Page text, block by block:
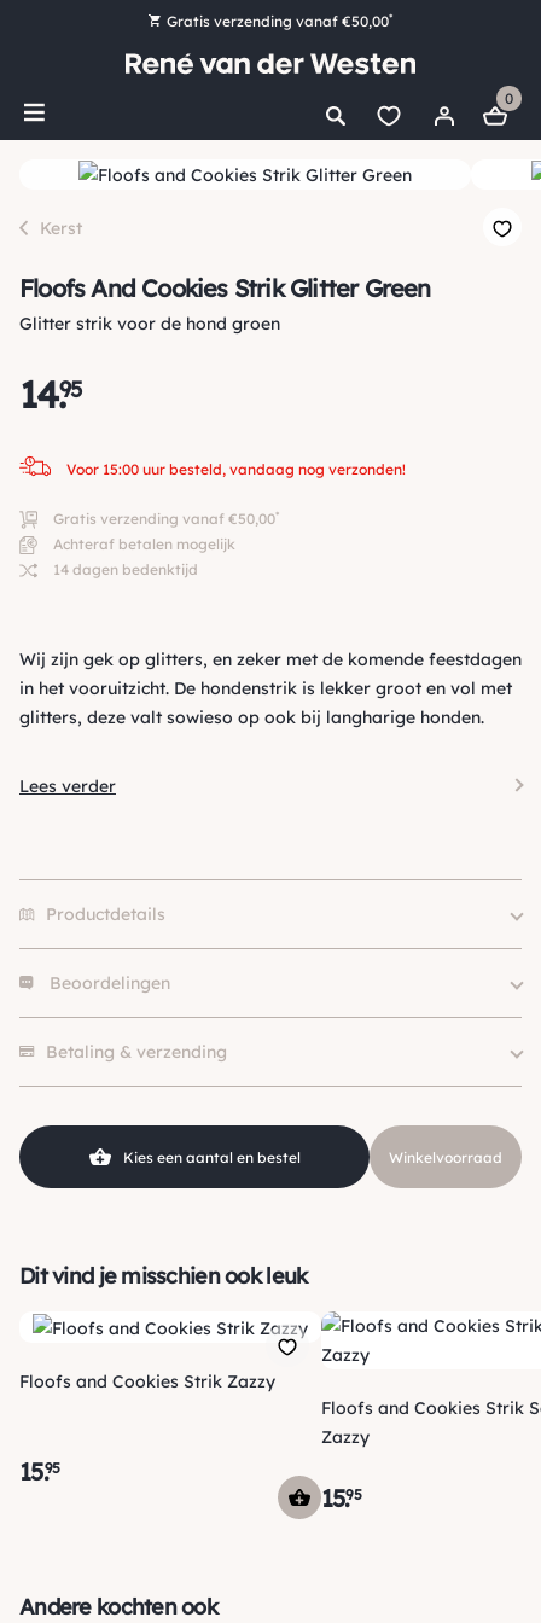
Gratis verzending vanaf €50,00*
Bestel nu, betaal later met Klarna
Ruim 16.000 artikelen op voorraad
0
Kerst
Floofs And Cookies Strik Glitter Green
Glitter strik voor de hond groen
14.
95
Voor 15:00 uur besteld, vandaag nog verzonden!
Gratis verzending vanaf €50,00*
Achteraf betalen mogelijk
14 dagen bedenktijd
Wij zijn gek op glitters, en zeker met de komende feestdagen
in het vooruitzicht. De hondenstrik is lekker groot en vol met
glitters, deze valt sowieso op ook bij langharige honden.
Lees verder
Productdetails
25kg), Groot (> 25kg )
Kleur
Beoordelingen
Betaling & verzending
een track & trace code van ons zodat je je pakketje kan
Kies een aantal en bestel Winkelvoorraad
Dit vind je misschien ook leuk
Floofs and Cookies Strik Zazzy
15.95
Floofs and Cookies Strik
Zazzy
15.95
Andere kochten ook